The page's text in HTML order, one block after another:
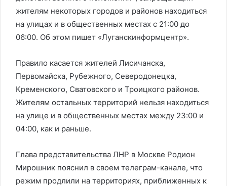
жителям некоторых городов и районов находиться
на улицах и в общественных местах с 21:00 до
06:00. Об этом пишет «Луганскинформцентр».
Правило касается жителей Лисичанска,
Первомайска, Рубежного, Северодонецка,
Кременского, Сватовского и Троицкого районов.
Жителям остальных территорий нельзя находиться
на улице и в общественных местах между 23:00 и
04:00, как и раньше.
Глава представительства ЛНР в Москве Родион
Мирошник пояснил в своем телеграм-канале, что
режим продлили на территориях, приближенных к